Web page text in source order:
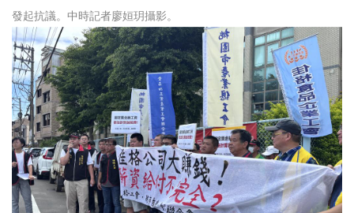
發起抗議。中時記者廖姮玥攝影。